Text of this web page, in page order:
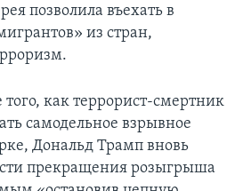
позволила въехать в
из стран,
как террорист-смертник
самодельное взрывное
Дональд Трамп вновь
прекращения розыгрыша